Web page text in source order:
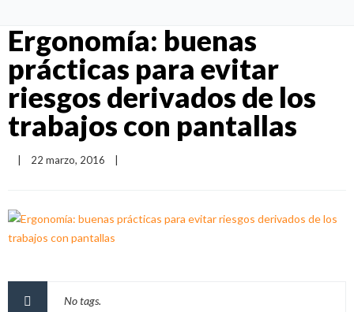
Ergonomía: buenas
prácticas para evitar
riesgos derivados de los
trabajos con pantallas
22 marzo, 2016
No tags.